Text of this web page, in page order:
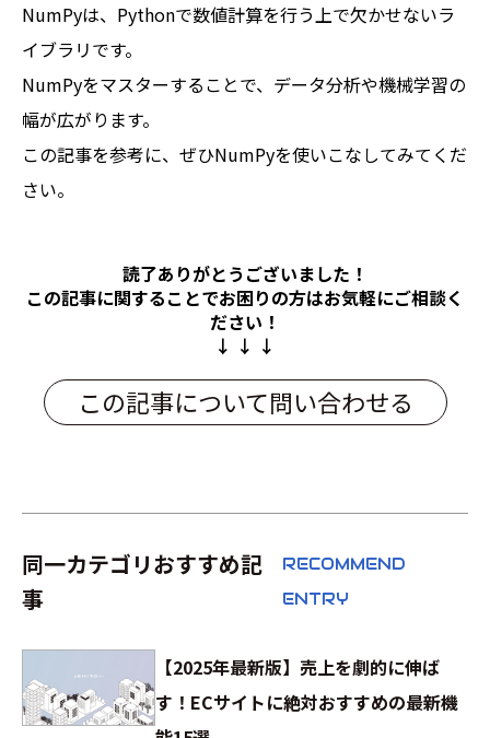
NumPyは、Pythonで数値計算を行う上で欠かせないラ
イブラリです。
NumPyをマスターすることで、データ分析や機械学習の
幅が広がります。
この記事を参考に、ぜひNumPyを使いこなしてみてくだ
さい。
読了ありがとうございました！
この記事に関することでお困りの方はお気軽にご相談く
ださい！
↓ ↓ ↓
この記事について問い合わせる
同一カテゴリおすすめ記
事
RECOMMEND
ENTRY
【2025年最新版】売上を劇的に伸ば
す！ECサイトに絶対おすすめの最新機